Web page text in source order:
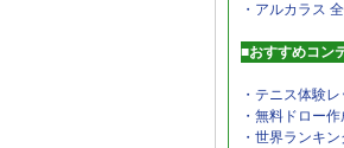
・アルカラス
■おすすめコン
・テニス体験
・無料ドロー
・世界ランキン